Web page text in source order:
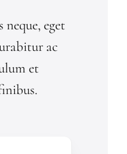
eget
ac
et